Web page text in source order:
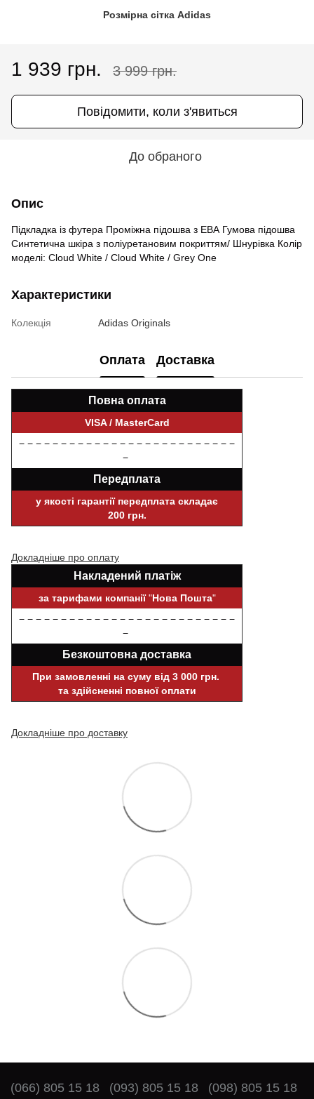
Розмірна сітка Adidas
1 939 грн. 3 999 грн.
Повідомити, коли з'явиться
До обраного
Опис
Підкладка із футера Проміжна підошва з ЕВА Гумова підошва
Синтетична шкіра з поліуретановим покриттям/ Шнурівка Колір
моделі: Cloud White / Cloud White / Grey One
Характеристики
Колекція Adidas Originals
Оплата Доставка
Повна оплата
VISA / MasterCard
− − − − − − − − − − − − − − − − − − − − − − − − − −
−
Передплата
у якості гарантії передплата складає
200 грн.
Докладніше про оплату
Накладений платіж
за тарифами компанії"Нова Пошта"
− − − − − − − − − − − − − − − − − − − − − − − − − −
−
Безкоштовна доставка
При замовленні на суму від 3 000 грн.
та здійсненні повної оплати
Докладніше про доставку
(066) 805 15 18 (093) 805 15 18 (098) 805 15 18